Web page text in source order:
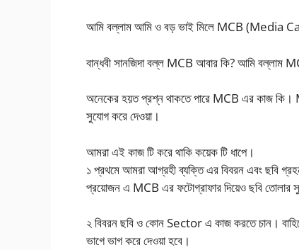
আমি বল্লাম আমি ও বড় ভাই মিলে MCB (Media
বান্ধবী সানজিদা বল্ল MCB আবার কি? আমি বল্লাম
অনেকের হয়ত প্রশ্ন থাকতে পারে MCB এর কাজ
সুযোগ করে দেওয়া।
আমরা এই কাজ টি করে থাকি কয়েক টি ধাপে।
১ প্রথমে আমরা আগ্রহী ব্যক্তি এর বিবরন এবং ছবি
প্রয়োজন এ MCB এর ফটোগ্রাফার দিয়েও ছবি তোলার
২ বিবরন ছবি ও কোন Sector এ কাজ করতে চান।
ভাগে ভাগ করে দেওয়া হবে।